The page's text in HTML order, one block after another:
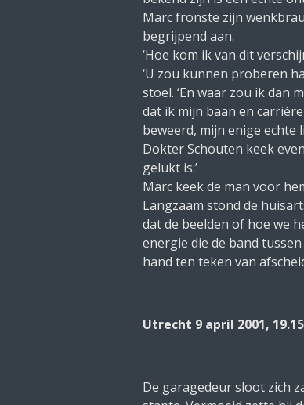
Marc fronste zijn
begrijpend aan.
‘Hoe kom ik van dit
‘U zou kunnen proberen
stoel. ‘En waar zou ik dan
dat ik mijn baan en
beweerd, mijn enige echte
Dokter Schouten keek
gelukt is:’
Marc keek de man voor
Langzaam stond de
dat de beelden of hoe we
energie die de band
hand ten teken van
Utrecht 9 april 2001,
De garagedeur sloot zich